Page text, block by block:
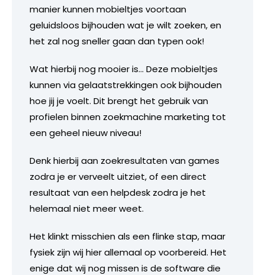
manier kunnen mobieltjes voortaan
geluidsloos bijhouden wat je wilt zoeken, en
het zal nog sneller gaan dan typen ook!
Wat hierbij nog mooier is… Deze mobieltjes
kunnen via gelaatstrekkingen ook bijhouden
hoe jij je voelt. Dit brengt het gebruik van
profielen binnen zoekmachine marketing tot
een geheel nieuw niveau!
Denk hierbij aan zoekresultaten van games
zodra je er verveelt uitziet, of een direct
resultaat van een helpdesk zodra je het
helemaal niet meer weet.
Het klinkt misschien als een flinke stap, maar
fysiek zijn wij hier allemaal op voorbereid. Het
enige dat wij nog missen is de software die